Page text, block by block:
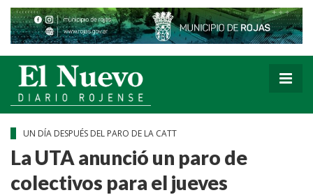
UN DÍA DESPUÉS DEL PARO DE LA CATT
La UTA anunció un paro de
colectivos para el jueves